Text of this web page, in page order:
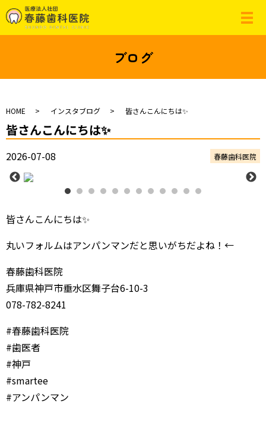
ブログ
HOME インスタブログ 皆さんこんにちは✨
皆さんこんにちは✨
2026-07-08 春藤歯科医院
皆さんこんにちは✨
丸いフォルムはアンパンマンだと思いがちだよね！←
春藤歯科医院
兵庫県神戸市垂水区舞子台6-10-3
078-782-8241
#春藤歯科医院
#歯医者
#神戸
#smartee
#アンパンマン